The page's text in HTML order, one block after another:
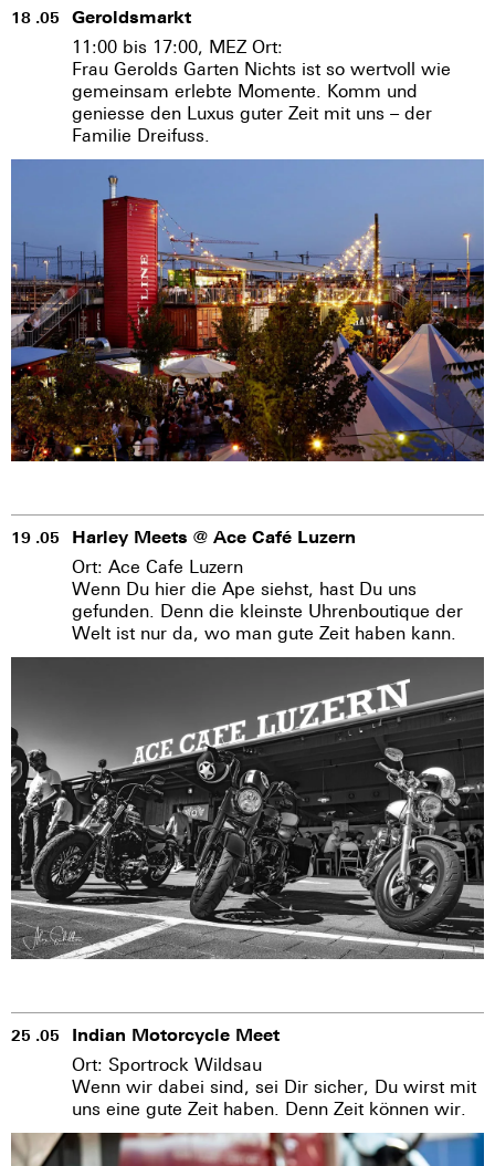
18 .05 Geroldsmarkt
11:00 bis 17:00, MEZ Ort:
Frau Gerolds Garten Nichts ist so wertvoll wie
gemeinsam erlebte Momente. Komm und
geniesse den Luxus guter Zeit mit uns – der
Familie Dreifuss.
19 .05 Harley Meets @ Ace Café Luzern
Ort: Ace Cafe Luzern
Wenn Du hier die Ape siehst, hast Du uns
gefunden. Denn die kleinste Uhrenboutique der
Welt ist nur da, wo man gute Zeit haben kann.
25 .05 Indian Motorcycle Meet
Ort: Sportrock Wildsau
Wenn wir dabei sind, sei Dir sicher, Du wirst mit
uns eine gute Zeit haben. Denn Zeit können wir.